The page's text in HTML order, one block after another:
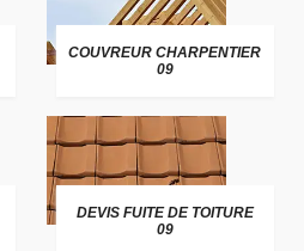
COUVREUR CHARPENTIER
09
DEVIS FUITE DE TOITURE
09